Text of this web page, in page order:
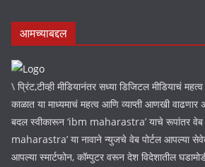
आमच्याबद्दल
\ प्रिंट,टीव्ही मीडियानंतर सध्या डिजिटल मीडियाचं
काळात या माध्यमाचं महत्व आणि व्याप्ती आणखी
बदल स्वीकारून ‘ibm maharastra’ याचे रूपांतर वेब
maharastra’ या नावाने न्युजचे वेब पोर्टल आपल्या
आपल्या स्मार्टफोन, कॉम्पुटर वरून देश विदेशातील